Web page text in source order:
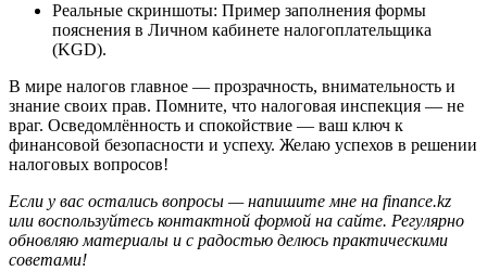
Реальные скриншоты: Пример заполнения формы
пояснения в Личном кабинете налогоплательщика
(KGD).
В мире налогов главное — прозрачность, внимательность и
знание своих прав. Помните, что налоговая инспекция — не
враг. Осведомлённость и спокойствие — ваш ключ к
финансовой безопасности и успеху. Желаю успехов в решении
налоговых вопросов!
Если у вас остались вопросы — напишите мне на finance.kz
или воспользуйтесь контактной формой на сайте. Регулярно
обновляю материалы и с радостью делюсь практическими
советами!